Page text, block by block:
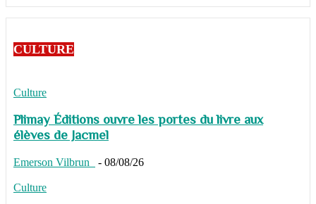
CULTURE
Culture
Plimay Éditions ouvre les portes du livre aux
élèves de Jacmel
Emerson Vilbrun - 08/08/26
Culture